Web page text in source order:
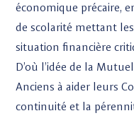
économique précaire,
de scolarité mettant
situation financière
D’où l’idée de la
Anciens à aider leurs
continuité et la